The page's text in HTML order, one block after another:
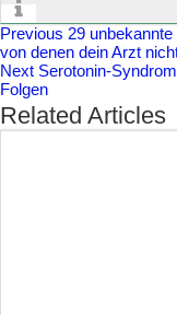
Previous 29
von denen dein Arzt
Next Serotonin-
Folgen
Related Articles